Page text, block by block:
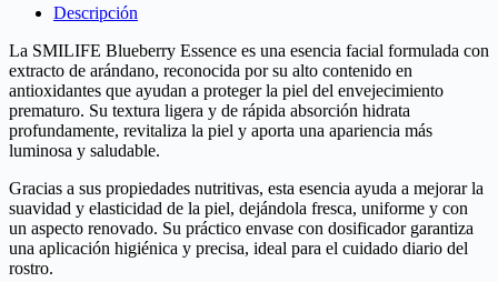
Descripción
La SMILIFE Blueberry Essence es una esencia facial formulada con
extracto de arándano, reconocida por su alto contenido en
antioxidantes que ayudan a proteger la piel del envejecimiento
prematuro. Su textura ligera y de rápida absorción hidrata
profundamente, revitaliza la piel y aporta una apariencia más
luminosa y saludable.
Gracias a sus propiedades nutritivas, esta esencia ayuda a mejorar la
suavidad y elasticidad de la piel, dejándola fresca, uniforme y con
un aspecto renovado. Su práctico envase con dosificador garantiza
una aplicación higiénica y precisa, ideal para el cuidado diario del
rostro.